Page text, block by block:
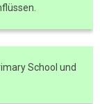
School und